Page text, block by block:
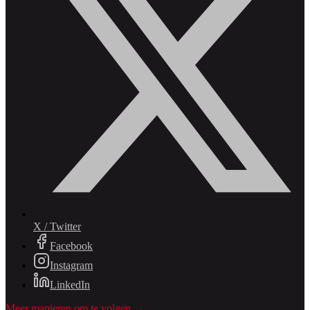
X / Twitter
Facebook
Instagram
LinkedIn